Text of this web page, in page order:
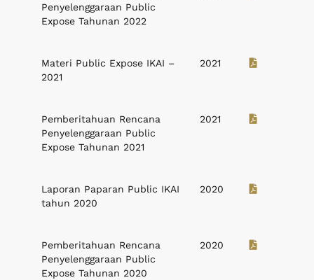
Penyelenggaraan Public
Expose Tahunan 2022
Materi Public Expose IKAI –
2021
2021
Pemberitahuan Rencana
Penyelenggaraan Public
Expose Tahunan 2021
2021
Laporan Paparan Public IKAI
tahun 2020
2020
Pemberitahuan Rencana
Penyelenggaraan Public
Expose Tahunan 2020
2020